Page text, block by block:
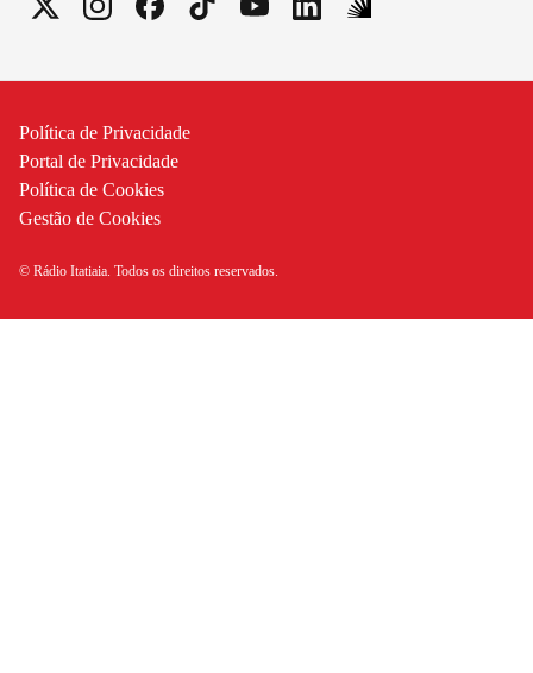
Política de Privacidade
Portal de Privacidade
Política de Cookies
Gestão de Cookies
© Rádio Itatiaia. Todos os direitos reservados.